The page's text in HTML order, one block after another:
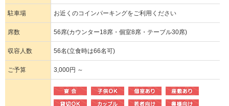
駐車場 お近くのコインパーキングをご利用ください
席数 56席(カウンター18席・個室8席・テーブル30席)
収容人数 56名(立食時は66名可)
ご予算 3,000円 ～